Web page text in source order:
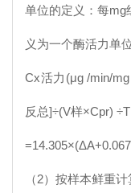
单位的定义：每mg
义为一个酶活力单位
Cx活力(μg /min/
反总]÷(V样×Cpr) ÷T
（2）按样本鲜重计